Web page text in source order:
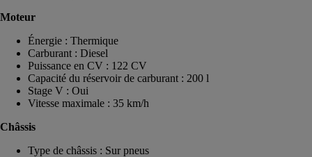
Moteur
Énergie : Thermique
Carburant : Diesel
Puissance en CV : 122 CV
Capacité du réservoir de carburant : 200 l
Stage V : Oui
Vitesse maximale : 35 km/h
Châssis
Type de châssis : Sur pneus